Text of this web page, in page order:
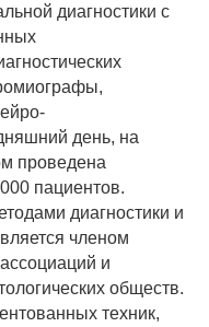
диагностики с
день, на
проведена
пациентов.
диагностики и
членом
и
обществ.
техник,